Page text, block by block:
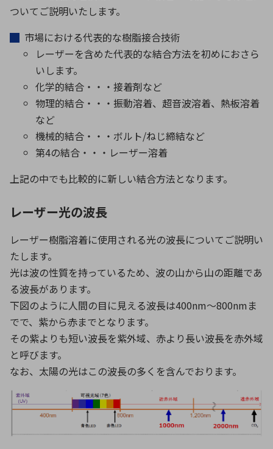
環境構築・開発システム
半導体・電子部品小ロット
ついてご説明いたします。
市場における代表的な樹脂接合技術
レーザーを含めた代表的な結合方法を初めにおさら
いします。
化学的結合・・・接着剤など
物理的結合・・・振動溶着、超音波溶着、熱板溶着
など
機械的結合・・・ボルト/ねじ締結など
第4の結合・・・レーザー溶着
上記の中でも比較的に新しい結合方法となります。
レーザー光の波長
レーザー樹脂溶着に使用される光の波長についてご説明い
たします。
光は波の性質を持っているため、波の山から山の距離であ
る波長があります。
下図のように人間の目に見える波長は400nm～800nmま
でで、紫から赤までとなります。
その紫よりも短い波長を紫外域、赤より長い波長を赤外域
と呼びます。
なお、太陽の光はこの波長の多くを含んでおります。